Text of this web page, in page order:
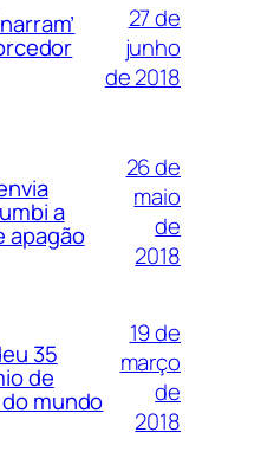
27 de
junho
de 2018
a
apagão
26 de
maio
de
2018
35
de
mundo
19 de
março
de
2018